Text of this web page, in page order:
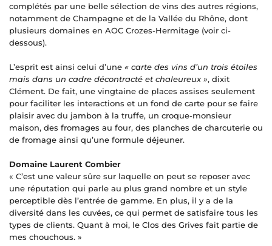
complétés par une belle sélection de vins des autres régions,
notamment de Champagne et de la Vallée du Rhône, dont
plusieurs domaines en AOC Crozes-Hermitage (voir ci-
dessous).
L’esprit est ainsi celui d’une « carte des vins d’un trois étoiles
mais dans un cadre décontracté et chaleureux », dixit
Clément. De fait, une vingtaine de places assises seulement
pour faciliter les interactions et un fond de carte pour se faire
plaisir avec du jambon à la truffe, un croque-monsieur
maison, des fromages au four, des planches de charcuterie ou
de fromage ainsi qu’une formule déjeuner.
Domaine Laurent Combier
« C’est une valeur sûre sur laquelle on peut se reposer avec
une réputation qui parle au plus grand nombre et un style
perceptible dès l’entrée de gamme. En plus, il y a de la
diversité dans les cuvées, ce qui permet de satisfaire tous les
types de clients. Quant à moi, le Clos des Grives fait partie de
mes chouchous. »